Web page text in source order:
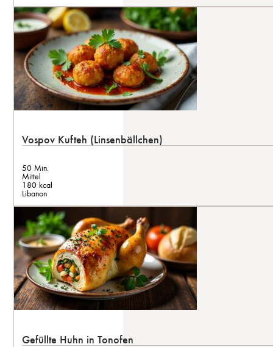
Vospov Kufteh (Linsenbällchen)
50 Min.
Mittel
180 kcal
Libanon
Gefüllte Huhn in Tonofen